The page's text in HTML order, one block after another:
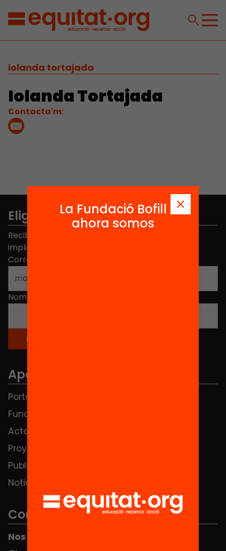
iolanda tortajada
Iolanda Tortajada
Contacta'm:
Elige equidad
Recibe contenidos, iniciativas y proyectos para
implicarte.
Correo electrónico
Nombre
Apartados
Portada
Fundación
Actos
Proyectos
Publicaciones y vídeos
Noticias
Contacto
Nos puedes encontrar en el HUB Social
La Fundació Bofill
ahora somos